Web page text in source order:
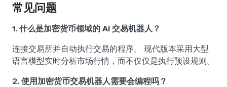
常见问题
1. 什么是加密货币领域的 AI 交易机器人？
连接交易所并自动执行交易的程序。 现代版本采用大型
语言模型实时分析市场行情，而不仅仅是执行预设规则。
2. 使用加密货币交易机器人需要会编程吗？